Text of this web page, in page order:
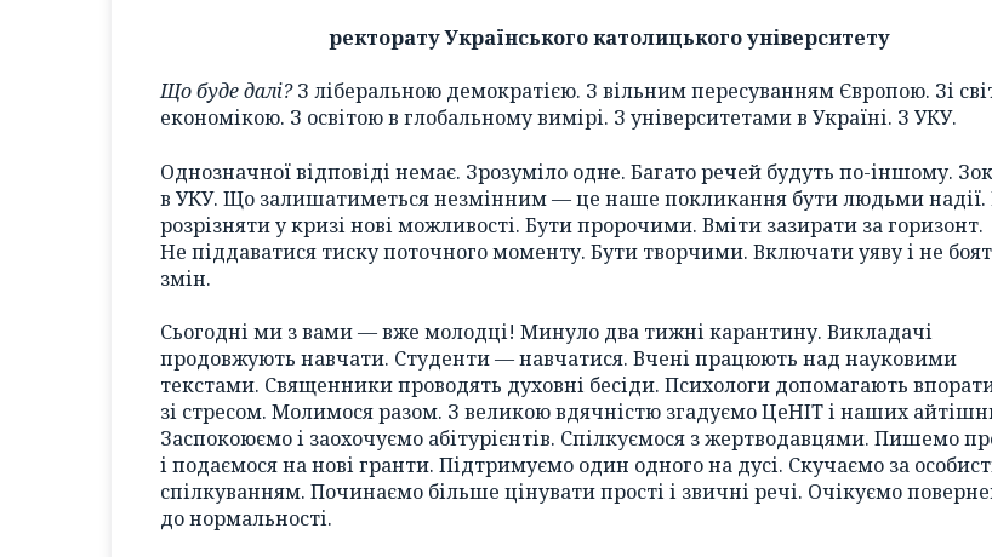
ректорату Українського католицького університету
Що буде далі?З ліберальною демократією. З вільним пересуванням Європою. Зі
економікою. З освітою в глобальному вимірі. З університетами в Україні. З УКУ.
Однозначної відповіді немає. Зрозуміло одне. Багато речей будуть по-іншому.
в УКУ. Що залишатиметься незмінним — це наше покликання бути людьми надії.
розрізняти у кризі нові можливості. Бути пророчими. Вміти зазирати за горизонт.
Не піддаватися тиску поточного моменту. Бути творчими. Включати уяву і не
змін.
Сьогодні ми з вами — вже молодці! Минуло два тижні карантину. Викладачі
продовжують навчати. Студенти — навчатися. Вчені працюють над науковими
текстами. Священники проводять духовні бесіди. Психологи допомагають
зі стресом. Молимося разом. З великою вдячністю згадуємо ЦеНІТ і наших
Заспокоюємо і заохочуємо абітурієнтів. Спілкуємося з жертводавцями. Пишемо
і подаємося на нові гранти. Підтримуємо один одного на дусі. Скучаємо за
спілкуванням. Починаємо більше цінувати прості і звичні речі. Очікуємо
до нормальності.